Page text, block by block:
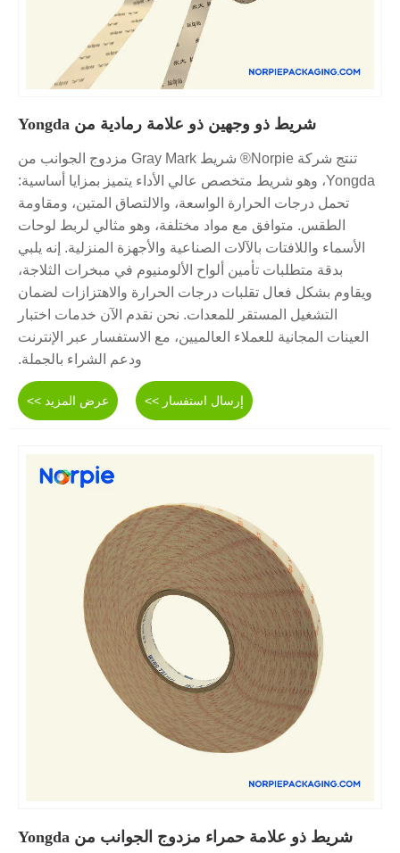
شريط ذو وجهين ذو علامة رمادية من Yongda
تنتج شركة Norpie® شريط Gray Mark مزدوج الجوانب من
Yongda، وهو شريط متخصص عالي الأداء يتميز بمزايا أساسية:
تحمل درجات الحرارة الواسعة، والالتصاق المتين، ومقاومة
الطقس. متوافق مع مواد مختلفة، وهو مثالي لربط لوحات
الأسماء واللافتات بالآلات الصناعية والأجهزة المنزلية. إنه يلبي
بدقة متطلبات تأمين ألواح الألومنيوم في مبخرات الثلاجة،
ويقاوم بشكل فعال تقلبات درجات الحرارة والاهتزازات لضمان
التشغيل المستقر للمعدات. نحن نقدم الآن خدمات اختبار
العينات المجانية للعملاء العالميين، مع الاستفسار عبر الإنترنت
ودعم الشراء بالجملة.
عرض المزيد >> إرسال استفسار >>
شريط ذو علامة حمراء مزدوج الجوانب من Yongda